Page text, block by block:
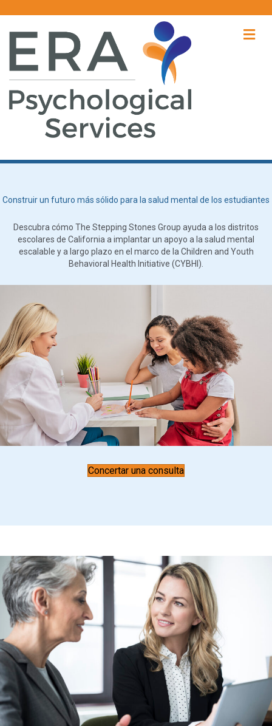
Construir un futuro más sólido para la salud mental de los estudiantes
Descubra cómo The Stepping Stones Group ayuda a los distritos
escolares de California a implantar un apoyo a la salud mental
escalable y a largo plazo en el marco de la Children and Youth
Behavioral Health Initiative (CYBHI).
Concertar una consulta